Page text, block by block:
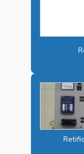
BATERIAS
BATERIAS
BATERIAS
BESS PARA
BESS PARA
BESS PARA
CARREGADOR